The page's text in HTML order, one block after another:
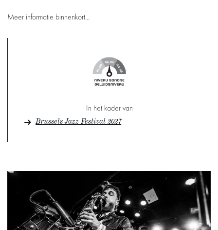
Meer informatie binnenkort...
In het kader van
Brussels Jazz Festival 2027